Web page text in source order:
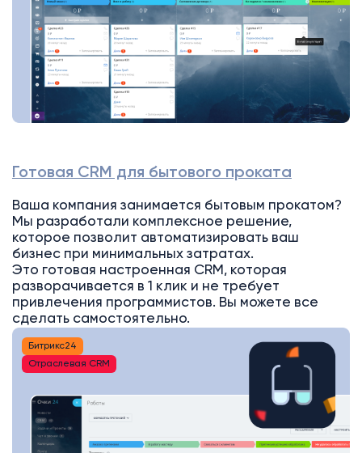
Готовая CRM для бытового проката
Ваша компания занимается бытовым прокатом?
Мы разработали комплексное решение,
которое позволит автоматизировать ваш
бизнес при минимальных затратах.
Это готовая настроенная CRM, которая
разворачивается в 1 клик и не требует
привлечения программистов. Вы можете все
сделать самостоятельно.
Битрикс24
Отраслевая CRM